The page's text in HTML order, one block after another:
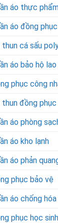
áo thực
áo đồng
thun cá sấu
áo bảo hộ
phục công
thun đồng phục
áo phòng
áo kho lạnh
áo phản
phục bảo vệ
áo chống
phục học sinh